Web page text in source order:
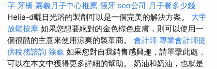
字 牙橋 嘉義月子中心推薦 假牙 seo公司 月子餐多少錢
Helia-d曬日光浴的製劑可以是一個完美的解決方案。 大甲
放鬆按摩 如果您想要絕對的金色棕色皮膚，則可以使用一
個很酷的主意來使用涼爽的製革商。 會計師 專業會計師提
供稅務諮詢 除蟲 如果您對自我銷售感興趣，請單擊此處，
可以在本文中獲得更多詳細的幫助。 奶油和奶油，也就是